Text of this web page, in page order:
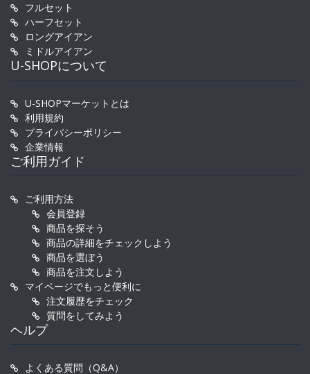
フルセット
ハーフセット
ロングアイアン
ミドルアイアン
U-SHOPについて
U-SHOPマーケットとは
利用規約
プライバシーポリシー
企業情報
ご利用ガイド
ご利用方法
会員登録
商品を探そう
商品の詳細をチェックしよう
商品を選ぼう
商品を注文しよう
マイページでもっと便利に
注文履歴をチェック
質問をしてみよう
ヘルプ
よくある質問（Q&A）